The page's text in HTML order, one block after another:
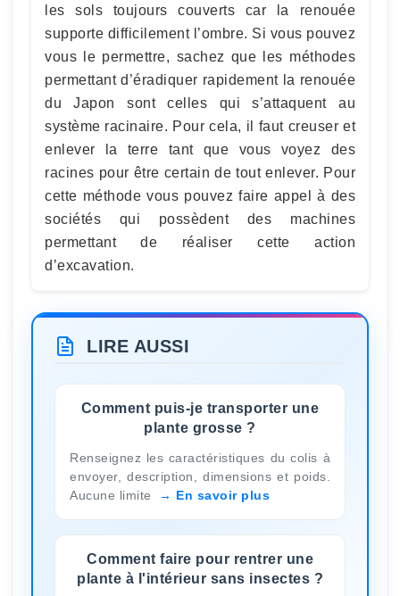
les sols toujours couverts car la renouée
supporte difficilement l’ombre. Si vous pouvez
vous le permettre, sachez que les méthodes
permettant d’éradiquer rapidement la renouée
du Japon sont celles qui s’attaquent au
système racinaire. Pour cela, il faut creuser et
enlever la terre tant que vous voyez des
racines pour être certain de tout enlever. Pour
cette méthode vous pouvez faire appel à des
sociétés qui possèdent des machines
permettant de réaliser cette action
d’excavation.
LIRE AUSSI
Comment puis-je transporter une
plante grosse ?
Renseignez les caractéristiques du colis à
envoyer, description, dimensions et poids.
Aucune limite
En savoir plus
Comment faire pour rentrer une
plante à l'intérieur sans insectes ?